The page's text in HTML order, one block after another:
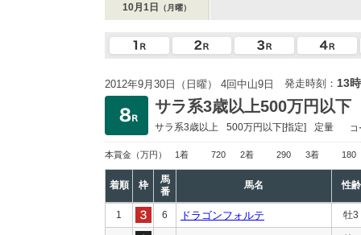
10月1日 （月曜）
2012年9月30日（日曜） 4回中山9日 発走時刻： 13
サラ系3歳以上500万円以下
サラ系3歳以上 500万円以下[指定] 定量
本賞金 （万円） 1着 720 2着 290 3着 180
着順 枠
馬
番
馬名 性齢
1 6 ドラゴンフォルテ 牡3